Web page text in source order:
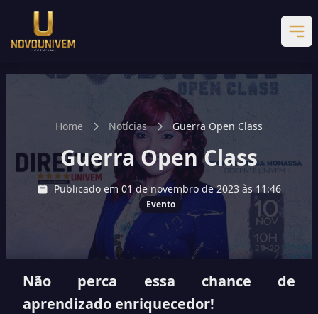
Home Notícias Guerra Open Class
Guerra Open Class
Publicado em 01 de novembro de 2023 às 11:46
Evento
Não perca essa chance de
aprendizado enriquecedor!